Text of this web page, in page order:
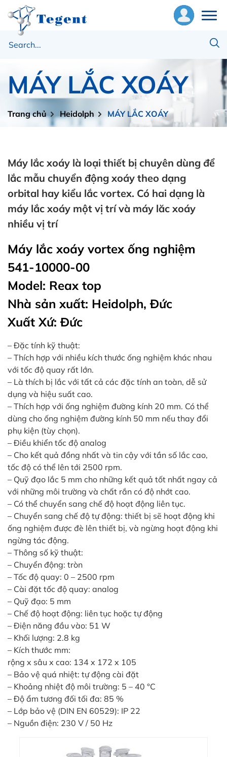
MÁY LẮC XOÁY
Trang chủ Heidolph MÁY LẮC XOÁY
Máy lắc xoáy là loại thiết bị chuyên dùng để
lắc mẫu chuyển động xoáy theo dạng
orbital hay kiểu lắc vortex. Có hai dạng là
máy lắc xoáy một vị trí và máy lăc xoáy
nhiều vị trí
Máy lắc xoáy vortex ống nghiệm
541-10000-00
Model: Reax top
Nhà sản xuất: Heidolph, Đức
Xuất Xứ: Đức
– Đặc tính kỹ thuật:
– Thích hợp với nhiều kích thước ống nghiệm khác nhau
với tốc độ quay rất lớn.
– Là thích bị lắc với tất cả các đặc tính an toàn, dễ sử
dụng và hiệu suất cao.
– Thích hợp với ống nghiệm đường kính 20 mm. Có thể
dùng cho ống nghiệm đường kính 50 mm nếu thay đổi
phụ kiện (tùy chọn).
– Điều khiển tốc độ analog
– Cho kết quả đồng nhất và tin cậy với tần số lắc cao,
tốc độ có thể lên tới 2500 rpm.
– Quỹ đạo lắc 5 mm cho những kết quả tốt nhất ngay cả
với những môi trường và chất rắn có độ nhớt cao.
– Có thể chuyển sang chế độ hoạt động liên tục.
– Chuyển sang chế độ tự động: thiết bị sẽ hoạt động khi
ống nghiệm được đè lên thiết bị, và ngừng hoạt động khi
ngừng tác động.
– Thông số kỹ thuật:
– Chuyển động: tròn
– Tốc độ quay: 0 – 2500 rpm
– Cài đặt tốc độ quay: analog
– Quỹ đạo: 5 mm
– Chế độ hoạt động: liên tục hoặc tự động
– Điện năng đầu vào: 51 W
– Khối lượng: 2.8 kg
– Kích thước mm:
rộng x sâu x cao: 134 x 172 x 105
– Bảo vệ quá nhiệt: tự động cài đặt
– Khoảng nhiệt độ môi trường: 5 – 40 °C
– Độ ẩm tương đối tối đa: 85 %
– Lớp bảo vệ (DIN EN 60529): IP 22
– Nguồn điện: 230 V / 50 Hz